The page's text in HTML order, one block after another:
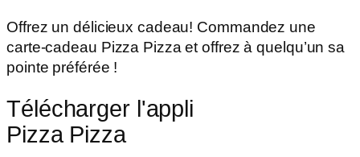
Offrez un délicieux cadeau! Commandez une
carte-cadeau Pizza Pizza et offrez à quelqu’un sa
pointe préférée !
Télécharger l'appli
Pizza Pizza